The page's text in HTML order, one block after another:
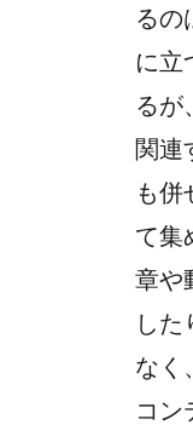
るの
に立
るが
関連
も併
て集
章や
した
なく
コン